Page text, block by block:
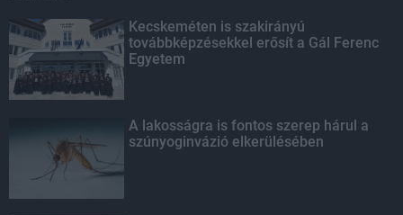
Kecskeméten is szakirányú
továbbképzésekkel erősít a Gál Ferenc
Egyetem
A lakosságra is fontos szerep hárul a
szúnyoginvázió elkerülésében